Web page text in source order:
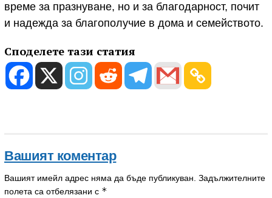
време за празнуване, но и за благодарност, почит
и надежда за благополучие в дома и семейството.
Споделете тази статия
Вашият коментар
Вашият имейл адрес няма да бъде публикуван. Задължителните
полета са отбелязани с *